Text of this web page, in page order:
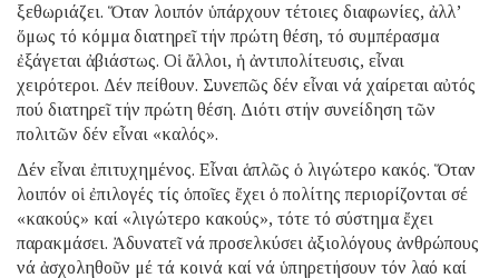
ξεθωριάζει. Ὅταν λοιπόν ὑπάρχουν τέτοιες διαφωνίες, ἀλλ’
ὅμως τό κόμμα διατηρεῖ τήν πρώτη θέση, τό συμπέρασμα
ἐξάγεται ἀβιάστως. Οἱ ἄλλοι, ἡ ἀντιπολίτευσις, εἶναι
χειρότεροι. Δέν πείθουν. Συνεπῶς δέν εἶναι νά χαίρεται αὐτός
πού διατηρεῖ τήν πρώτη θέση. Διότι στήν συνείδηση τῶν
πολιτῶν δέν εἶναι «καλός».
Δέν εἶναι ἐπιτυχημένος. Εἶναι ἁπλῶς ὁ λιγώτερο κακός. Ὅταν
λοιπόν οἱ ἐπιλογές τίς ὁποῖες ἔχει ὁ πολίτης περιορίζονται σέ
«κακούς» καί «λιγώτερο κακούς», τότε τό σύστημα ἔχει
παρακμάσει. Ἀδυνατεῖ νά προσελκύσει ἀξιολόγους ἀνθρώπους
νά ἀσχοληθοῦν μέ τά κοινά καί νά ὑπηρετήσουν τόν λαό καί